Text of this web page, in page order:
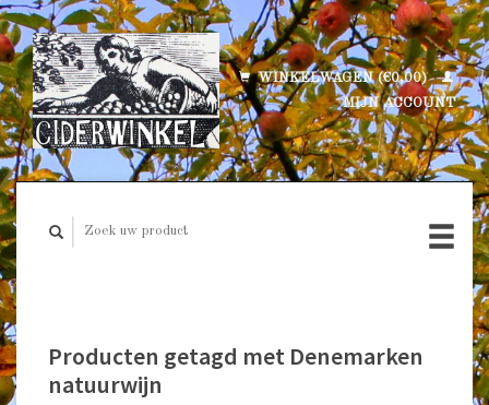
WINKELWAGEN (€0,00)
MIJN ACCOUNT
Producten getagd met Denemarken
natuurwijn